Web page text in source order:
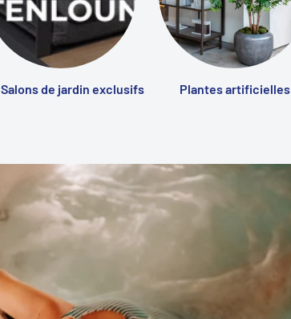
Salons de jardin exclusifs Plantes artificielles